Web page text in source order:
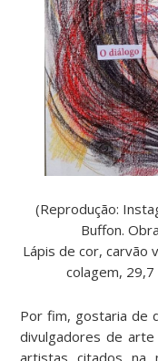
(Reprodução:
Buffon.
Lápis de cor, carvão
colagem,
Por fim, gostaria de
divulgadores de arte
artistas citados na